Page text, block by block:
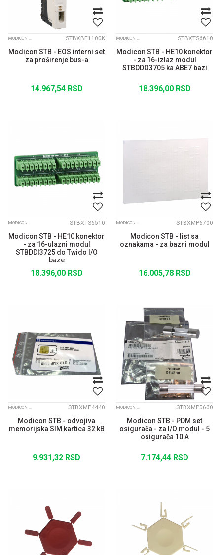
MODICON STB STBXBE1100K
Modicon STB - EOS interni set
za proširenje bus-a
14.967,54 RSD
MODICON STB STBXTS6610
Modicon STB - HE10 konektor
- za 16-izlaz modul
STBDDO3705 ka ABE7 bazi
18.396,00 RSD
MODICON STB STBXTS6510
Modicon STB - HE10 konektor
- za 16-ulazni modul
STBDDI3725 do Twido I/O
baze
18.396,00 RSD
MODICON STB STBXMP6700
Modicon STB - list sa
oznakama - za bazni modul
16.005,78 RSD
MODICON STB STBXMP4440
Modicon STB - odvojiva
memorijska SIM kartica 32 kB
9.931,32 RSD
MODICON STB STBXMP5600
Modicon STB - PDM set
osigurača - za I/O modul - 5
osigurača 10 A
7.174,44 RSD